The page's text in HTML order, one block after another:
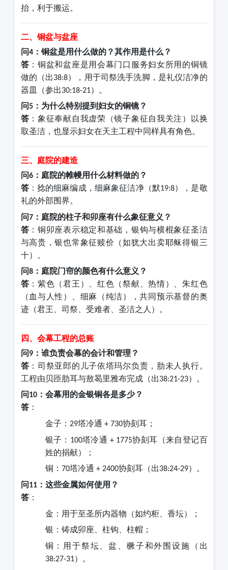
抬，利于搬运。
二、铜盆与盆座
问4：铜盆是用什么做的？其作用是什么？
答 ：铜盆和盆座是用会幕门口服务妇女所用的铜镜
做的（出38:8），用于司祭洗手洗脚，是礼仪洁净的
器皿（参出30:18-21）。
问5：为什么特别提到妇女的铜镜？
答 ：象征奉献自我虚荣（镜子象征自我关注）以换
取圣洁，也显示妇女在天主工程中同样具有角色。
三、庭院的建造
问6：庭院的帷幔用什么材料做的？
答：捻的细麻编成，细麻象征洁净（默19:8），是敬
礼的外部围界。
问7：庭院的柱子和卯座有什么象征意义？
答 ：铜卯座表示稳定和基础，银钩与横棍象征圣洁
与高贵，银也常象征赎价（如犹大出卖耶稣得银三
十）。
问8：庭院门帘的颜色有什么意义？
答 ：紫色（君王）、红色（祭献、热情）、朱红色
（血与人性）、细麻（纯洁），共同预示基督的奥
迹（君王、司祭、受难者、圣洁之人）。
四、会幕工程的总账
问9：谁负责会幕的会计和管理？
答 ：司祭亚郎的儿子依塔玛尔负责，肋未人执行。
工程由贝匝肋耳与敖曷里雅布完成（出38:21-23）。
问 10：会幕用的金银铜各是多少？
答：
金子： 29塔冷通 + 730协刻耳；
银子： 100塔冷通 + 1775协刻耳（来自登记百
姓的捐献）；
铜： 70塔冷通 + 2400协刻耳（出38:24-29）。
问11：这些金属如何使用？
答：
金：用于至圣所内器物（如约柜、香坛）；
银：铸成卯座、柱钩、柱帽；
铜：用于祭坛、盆、橛子和外围设施（出
38:27-31）。